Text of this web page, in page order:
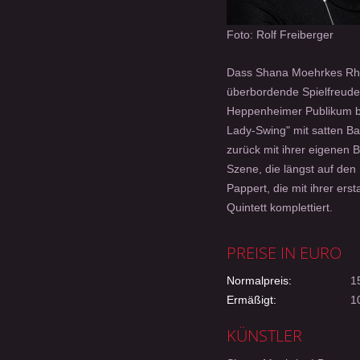
Foto: Rolf Freiberger
Dass Shana Moehrkes
überbordende
Heppenheimer Publikum
Lady-Swing" mit satten
zurück mit ihrer eigenen
Szene, die längst auf
Pappert, die mit ihrer
Quintett komplettiert.
PREISE IN EURO
Normalpreis:
Ermäßigt:
KÜNSTLER